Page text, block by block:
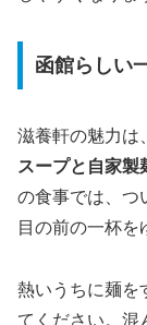
函館らしい
滋養軒の魅力は
スープと自家製
の食事では、つ
目の前の一杯を
熱いうちに麺を
てください。混